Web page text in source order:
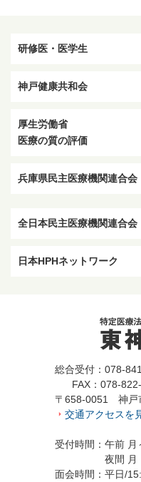
研修医・医学生
神戸健康共和会
厚生労働省
医療の質の評価
兵庫県民主医療機関連合会
全日本民主医療機関連合会
日本HPHネットワーク
総合受付：078-
FAX：078-822-
〒658-0051 神戸
交通アクセスを
受付時間：午前
夜間 月・金
面会時間：平日/